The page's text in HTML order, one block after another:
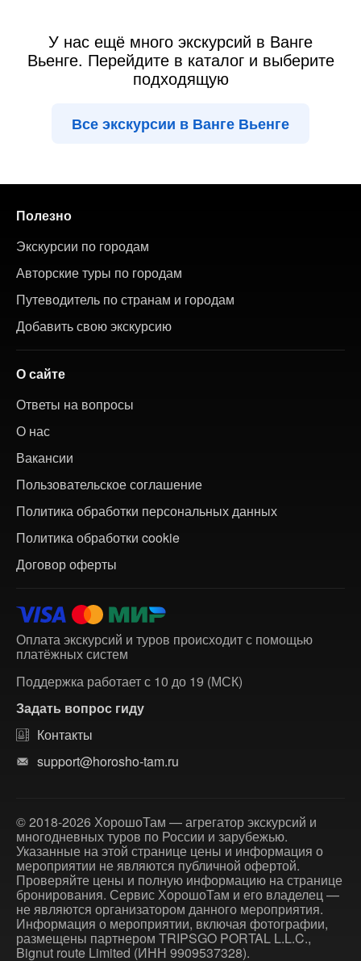
У нас ещё много экскурсий в Ванге
Вьенге. Перейдите в каталог и выберите
подходящую
Все экскурсии в Ванге Вьенге
Полезно
Экскурсии по городам
Авторские туры по городам
Путеводитель по странам и городам
Добавить свою экскурсию
О сайте
Ответы на вопросы
О нас
Вакансии
Пользовательское соглашение
Политика обработки персональных данных
Политика обработки cookie
Договор оферты
Оплата экскурсий и туров происходит с помощью
платёжных систем
Поддержка работает с 10 до 19 (МСК)
Задать вопрос гиду
Контакты
support@horosho-tam.ru
© 2018-2026 ХорошоТам — агрегатор экскурсий и
многодневных туров по России и зарубежью.
Указанные на этой странице цены и информация о
мероприятии не являются публичной офертой.
Проверяйте цены и полную информацию на странице
бронирования. Сервис ХорошоТам и его владелец —
не являются организатором данного мероприятия.
Информация о мероприятии, включая фотографии,
размещены партнером TRIPSGO PORTAL L.L.C.,
Bignut route Limited (ИНН 9909537328).